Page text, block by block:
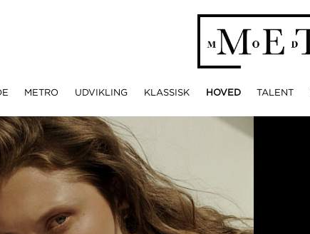
METRO UDVIKLING KLASSISK HOVED TALENT